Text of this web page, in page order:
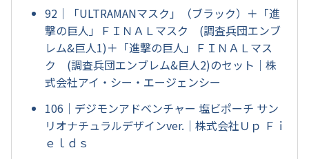
92｜「ULTRAMANマスク」（ブラック）＋「進
撃の巨人」ＦＩＮＡＬマスク (調査兵団エンブ
レム&巨人1)＋「進撃の巨人」ＦＩＮＡＬマス
ク (調査兵団エンブレム&巨人2)のセット｜株
式会社アイ・シー・エージェンシー
106｜デジモンアドベンチャー 塩ビポーチ サン
リオナチュラルデザインver.｜株式会社Ｕｐ Ｆｉ
ｅｌｄｓ